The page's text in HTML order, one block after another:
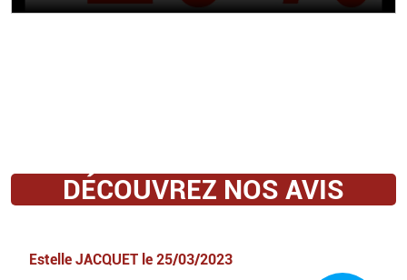
DÉCOUVREZ NOS AVIS
Estelle JACQUET le 25/03/2023